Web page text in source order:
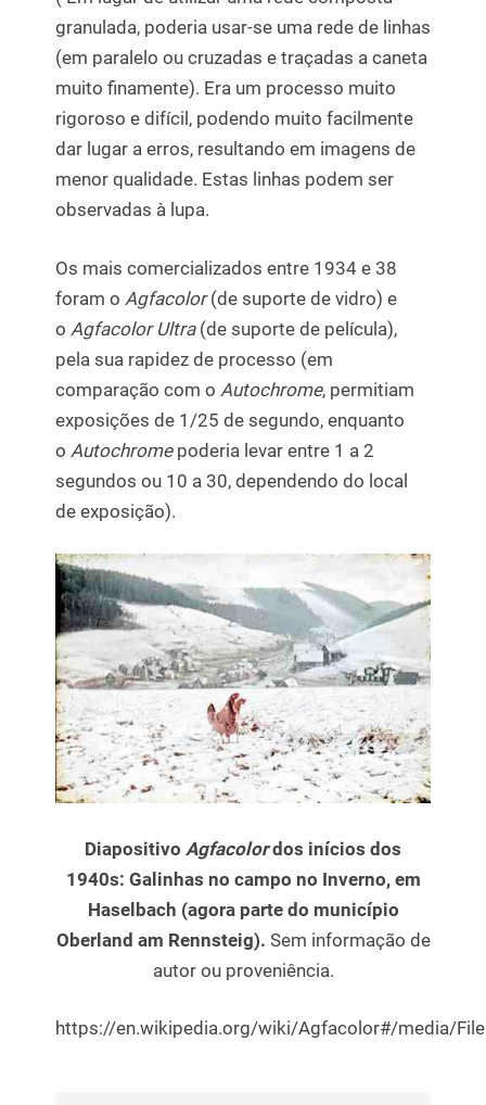
granulada, poderia usar-se uma rede de linhas
(em paralelo ou cruzadas e traçadas a caneta
muito finamente). Era um processo muito
rigoroso e difícil, podendo muito facilmente
dar lugar a erros, resultando em imagens de
menor qualidade. Estas linhas podem ser
observadas à lupa.
Os mais comercializados entre 1934 e 38
foram o Agfacolor(de suporte de vidro) e
o Agfacolor Ultra (de suporte de película),
pela sua rapidez de processo (em
comparação com o Autochrome, permitiam
exposições de 1/25 de segundo, enquanto
o Autochromepoderia levar entre 1 a 2
segundos ou 10 a 30, dependendo do local
de exposição).
Diapositivo Agfacolordos inícios dos
1940s: Galinhas no campo no Inverno, em
Haselbach (agora parte do município
Oberland am Rennsteig). Sem informação de
autor ou proveniência.
https://en.wikipedia.org/wiki/Agfacolor#/media/